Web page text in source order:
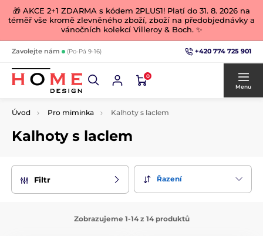
🎁 AKCE 2+1 ZDARMA s kódem 2PLUS1! Platí do 31. 8. 2026 na
téměř vše kromě zlevněného zboží, zboží na předobjednávky a
vánočních kolekcí Villeroy & Boch. ✨
Zavolejte nám (Po-Pá 9-16) +420 774 725 901
0
Menu
Úvod Pro miminka Kalhoty s laclem
Kalhoty s laclem
Filtr Řazení
Zobrazujeme 1-14 z 14 produktů